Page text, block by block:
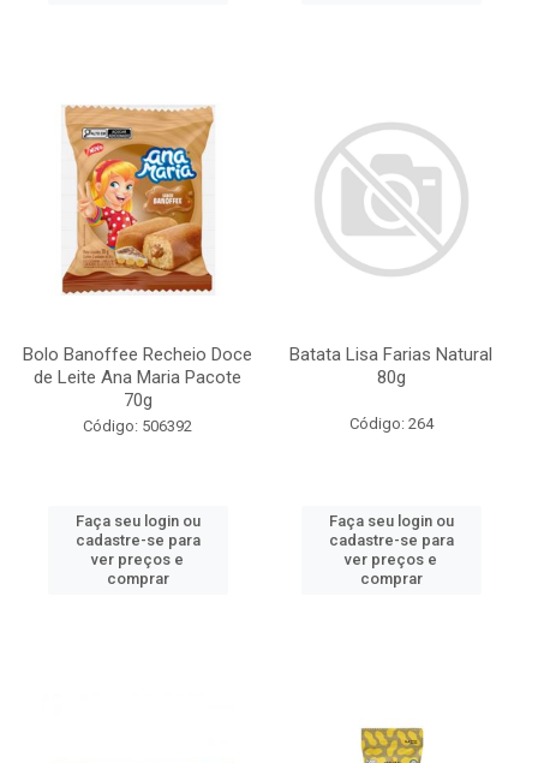
Bolo Banoffee Recheio Doce
de Leite Ana Maria Pacote
70g
Código: 506392
Faça seu login ou
cadastre-se para
ver preços e
comprar
Batata Lisa Farias Natural
80g
Código: 264
Faça seu login ou
cadastre-se para
ver preços e
comprar